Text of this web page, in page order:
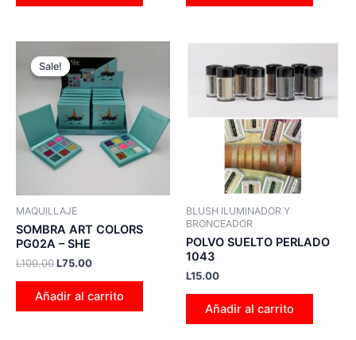
Sale!
Sale!
MAQUILLAJE
SOMBRA ART COLORS
PG02A – SHE
L100.00
price
was:
L100.00.
L75.00
price
is:
L75.00.
Añadir al carrito
BLUSH ILUMINADOR Y
BRONCEADOR
POLVO SUELTO PERLADO
1043
L15.00
Añadir al carrito